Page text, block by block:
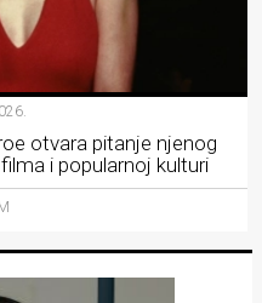
otvara pitanje njenog
i popularnoj kulturi